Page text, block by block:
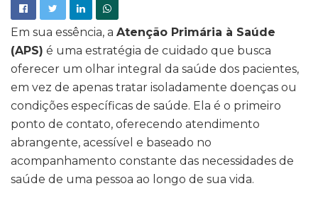
Em sua essência, a Atenção Primária à Saúde
(APS) é uma estratégia de cuidado que busca
oferecer um olhar integral da saúde dos pacientes,
em vez de apenas tratar isoladamente doenças ou
condições específicas de saúde. Ela é o primeiro
ponto de contato, oferecendo atendimento
abrangente, acessível e baseado no
acompanhamento constante das necessidades de
saúde de uma pessoa ao longo de sua vida.